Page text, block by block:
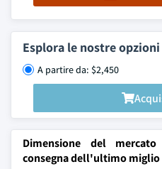
Esplora le nostre
A partire da: $2,450
Dimensione del
consegna dell'ultimo miglio